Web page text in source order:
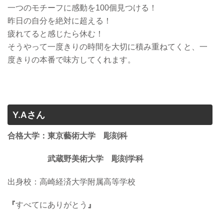
一つのモチーフに感動を100個見つける！
昨日の自分を絶対に超える！
疲れてると感じたら休む！
そうやって一度きりの時間を大切に積み重ねてくと、一
度きりの本番で味方してくれます。
Y.Aさん
合格大学：東京藝術大学 彫刻科
武蔵野美術大学 彫刻学科
出身校： 高崎経済大学附属高等学校
『すべてにありがとう 』